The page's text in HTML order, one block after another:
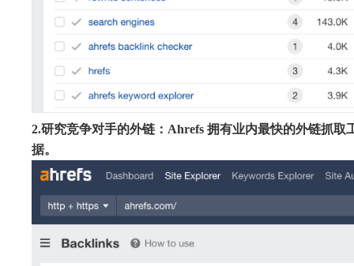
2.研究竞争对手的外链：Ahrefs 拥有业内最快的外链抓
据。